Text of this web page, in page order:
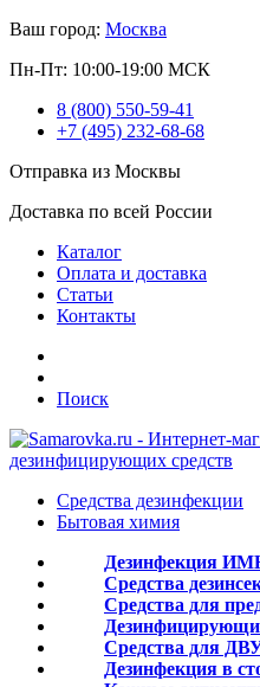
Ваш город: Москва
Пн-Пт: 10:00-19:00 МСК
8 (800) 550-59-41
+7 (495) 232-68-68
Отправка из Москвы
Доставка по всей России
Каталог
Оплата и доставка
Статьи
Контакты
Поиск
Средства дезинфекции
Бытовая химия
Дезинфекция
Средства
Средства для
Средства для
Дезинфекция в